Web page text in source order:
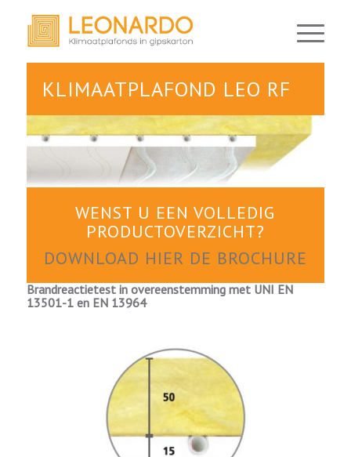
KLIMAATPLAFOND LEO RF
WENST U EEN VOLLEDIG
PRODUCTOVERZICHT?
DOWNLOAD HIER DE BROCHURE
Brandreactietest in overeenstemming met UNI EN
13501-1 en EN 13964